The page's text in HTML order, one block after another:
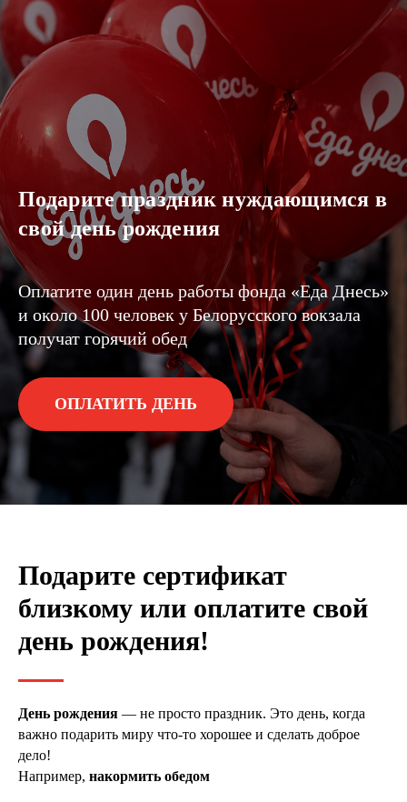
Подарите праздник нуждающимся в
свой день рождения
Оплатите один день работы фонда «Еда Днесь»
и около 100 человек у Белорусского вокзала
получат горячий обед
ОПЛАТИТЬ ДЕНЬ
Подарите сертификат
близкому или оплатите свой
день рождения!
День рождения — не просто праздник. Это день, когда
важно подарить миру что-то хорошее и сделать доброе
дело!
Например, накормить обедом